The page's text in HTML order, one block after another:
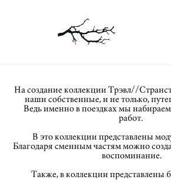
На создание коллекции Tрэвл//
наши собственные, и не только,
Ведь именно в поездках мы
работ.
В это коллекции представлены
Благодаря сменным частям можно
воспоминание.
Также, в коллекции представлены